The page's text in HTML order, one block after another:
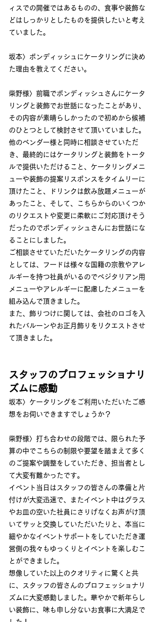
ィスでの開催ではあるものの、食事や装飾な
どはしっかりとしたものを提供したいと考え
ていました。
坂本〉ボンディッシュにケータリングに決め
た理由を教えてください。
柴野様〉前職でボンディッシュさんにケータ
リングと装飾でお世話になったことがあり、
その内容が素晴らしかったので初めから候補
のひとつとして検討させて頂いていました。
他のベンダー様と同時に相談させていただ
き、最終的にはケータリングと装飾をトータ
ルで提供いただけること、ケータリングメニ
ューや装飾の提案リスポンスをタイムリーに
頂けたこと、ドリンクは飲み放題メニューが
あったこと、そして、こちらからのいくつか
のリクエストや変更に柔軟にご対応頂けそう
だったのでボンディッシュさんにお世話にな
ることにしました。
ご相談させていただいたケータリングの内容
としては、フードは様々な国籍の宗教やアレ
ルギーを持つ社員がいるのでベジタリアン用
メニューやアレルギーに配慮したメニューを
組み込んで頂きました。
また、飾りつけに関しては、会社のロゴを入
れたバルーンやお正月飾りをリクエストさせ
て頂きました。
スタッフのプロフェッショナリ
ズムに感動
坂本〉ケータリングをご利用いただいたご感
想をお伺いできますでしょうか？
柴野様〉打ち合わせの段階では、限られた予
算の中でこちらの制限や要望を踏まえて多く
のご提案や調整をしていただき、担当者とし
て大変有難かったです。
イベント当日はスタッフの皆さんの準備と片
付けが大変迅速で、またイベント中はグラス
やお皿の空いた社員にさりげなくお声がけ頂
いてサッと交換していただいたりと、本当に
細やかなイベントサポートをしていただき運
営側の我々もゆっくりとイベントを楽しむこ
とができました。
想像していた以上のクオリティに驚くと共
に、スタッフの皆さんのプロフェッショナリ
ズムに大変感動しました。華やかで新年らし
い装飾に、味も申し分ないお食事に大満足で